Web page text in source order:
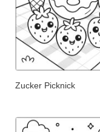
Zucker Picknick